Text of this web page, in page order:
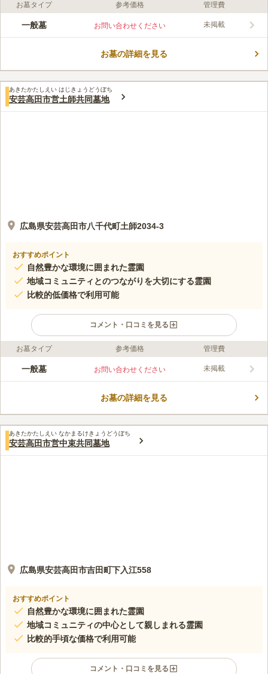
口コミ評価
この霊園はまだ誰からも評価されていません。
お墓タイプ 参考価格 管理費
一般墓 お問い合わせください 未掲載
お墓の詳細を見る
あきたかたしえい はじきょうどうぼち
安芸高田市営土師共同墓地
広島県安芸高田市八千代町土師2034-3
おすすめポイント
自然豊かな環境に囲まれた霊園
地域コミュニティとのつながりを大切にする霊園
比較的低価格で利用可能
コメント・口コミを見る
口コミ評価
この霊園はまだ誰からも評価されていません。
お墓タイプ 参考価格 管理費
一般墓 お問い合わせください 未掲載
お墓の詳細を見る
あきたかたしえい なかまるけきょうどうぼち
安芸高田市営中束共同墓地
広島県安芸高田市吉田町下入江558
おすすめポイント
自然豊かな環境に囲まれた霊園
地域コミュニティの中心として親しまれる霊園
比較的手頃な価格で利用可能
コメント・口コミを見る